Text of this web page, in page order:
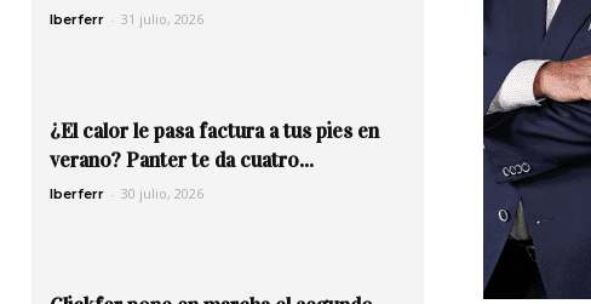
Iberferr - 31 julio, 2026
¿El calor le pasa factura a tus pies en
verano? Panter te da cuatro...
Iberferr - 30 julio, 2026